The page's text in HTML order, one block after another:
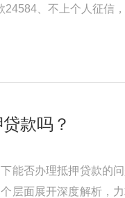
、不上个人征信
款吗？
能否办理抵押贷款的
层面展开深度解析，